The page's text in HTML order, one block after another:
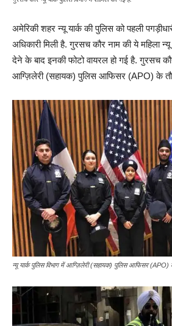
अमेरिकी शहर न्यू यार्क की पुलिस को पहली
अधिकारी मिली है. गुरसच कौर नाम की ये महिला
देने के बाद इनकी फोटो वायरल हो गई है. गुरसच
आग्ज़िलेरी (सहायक) पुलिस आफिसर (APO) के
न्यू यार्क पुलिस विभाग में आग्ज़िलेरी (सहायक) पुलिस आफिसर (APO)